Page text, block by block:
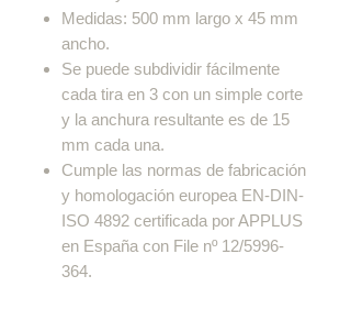
Medidas: 500 mm largo x 45 mm
ancho.
Se puede subdividir fácilmente
cada tira en 3 con un simple corte
y la anchura resultante es de 15
mm cada una.
Cumple las normas de fabricación
y homologación europea EN-DIN-
ISO 4892 certificada por APPLUS
en España con File nº 12/5996-
364.